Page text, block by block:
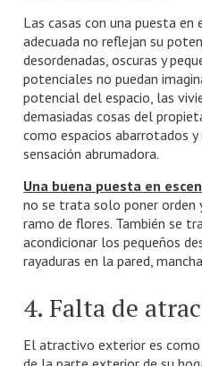
Las casas con una puesta en
adecuada no reflejan su
desordenadas, oscuras y
potenciales no puedan
potencial del espacio, las
demasiadas cosas del
como espacios abarrotados y
sensación abrumadora.
Una buena puesta en
no se trata solo poner orden
ramo de flores. También se
acondicionar los pequeños
rayaduras en la pared,
4. Falta de
El atractivo exterior es como